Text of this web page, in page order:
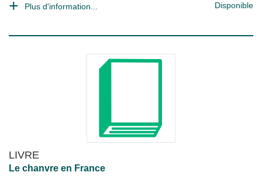
Plus d'information... Disponible
LIVRE
Le chanvre en France